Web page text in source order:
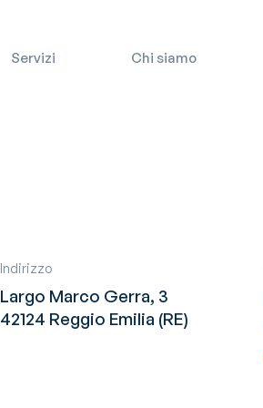
Servizi Chi siamo
Indirizzo
Largo Marco Gerra, 3
42124 Reggio Emilia (RE)